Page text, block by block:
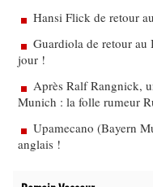
Hansi Flick de retour
Guardiola de retour
jour !
Après Ralf Rangnick,
Munich : la folle rumeur
Upamecano (Bayern
anglais !